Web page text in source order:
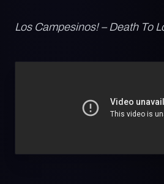
Los Campesinos! – Death To